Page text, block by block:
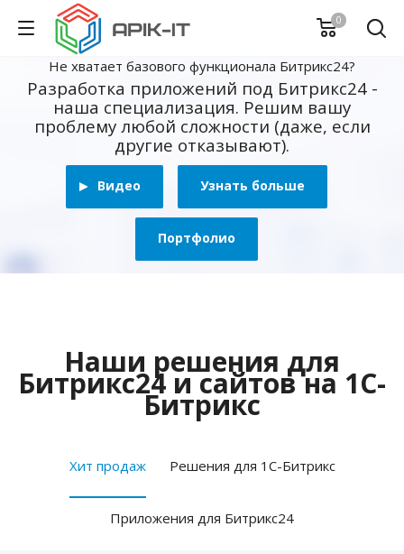
0
Не хватает базового функционала Битрикс24?
Разработка приложений под Битрикс24 -
наша специализация. Решим вашу
проблему любой сложности (даже, если
другие отказывают).
Видео Узнать больше
Портфолио
Наши решения для
Битрикс24 и сайтов на 1С-
Битрикс
Хит продаж Решения для 1С-Битрикс
Приложения для Битрикс24